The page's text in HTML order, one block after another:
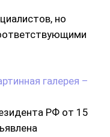
но
галерея –
РФ от 15